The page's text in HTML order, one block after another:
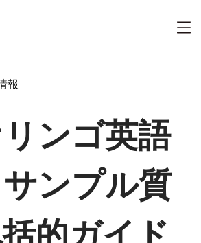
報
ンゴ英語
ンプル質